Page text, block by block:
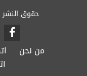
حقوق النشر محفوظة
من نحن